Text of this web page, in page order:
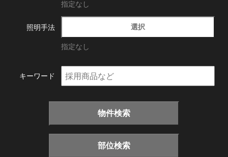
指定なし
照明手法 選択
指定なし
キーワード
物件検索
部位検索